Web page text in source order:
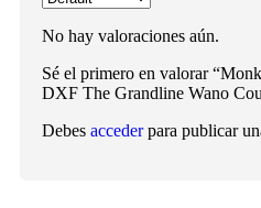
No hay valoraciones aún.
Sé el primero en valorar
DXF The Grandline Wano
Debes accederpara publicar